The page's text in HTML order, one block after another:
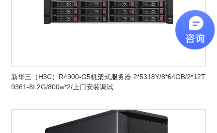
新华三（H3C）R4900-G5机架式服务器 2*5318Y/8*64GB/2*12T
9361-8I 2G/800w*2/上门安装调试